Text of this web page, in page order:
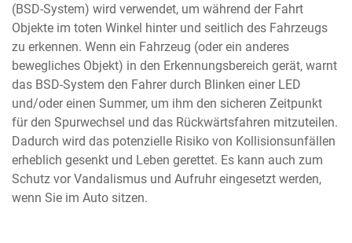
(BSD-System) wird verwendet, um während der Fahrt
Objekte im toten Winkel hinter und seitlich des Fahrzeugs
zu erkennen. Wenn ein Fahrzeug (oder ein anderes
bewegliches Objekt) in den Erkennungsbereich gerät, warnt
das BSD-System den Fahrer durch Blinken einer LED
und/oder einen Summer, um ihm den sicheren Zeitpunkt
für den Spurwechsel und das Rückwärtsfahren mitzuteilen.
Dadurch wird das potenzielle Risiko von Kollisionsunfällen
erheblich gesenkt und Leben gerettet. Es kann auch zum
Schutz vor Vandalismus und Aufruhr eingesetzt werden,
wenn Sie im Auto sitzen.